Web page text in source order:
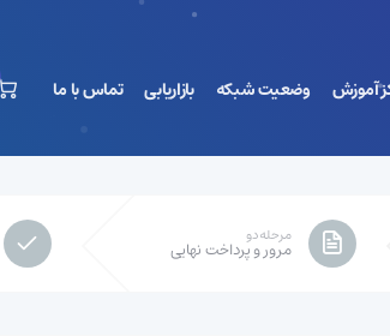
آموزش وضعیت شبکه بازاریابی تماس با ما
شما هیچ پیامی در این لحظه ندارید مرحله دو
مرور و پرداخت نهایی